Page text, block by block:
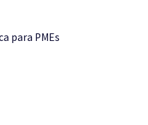
para PMEs